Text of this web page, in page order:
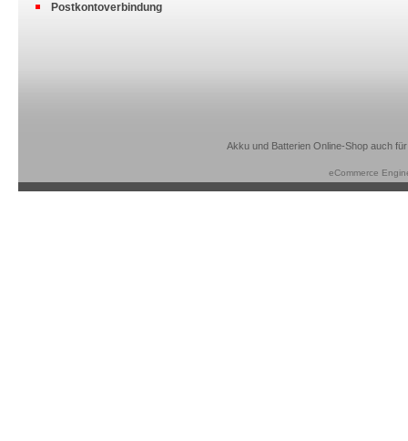
Postkontoverbindung
Akku und Batterien Online-Shop auch
eCommerce